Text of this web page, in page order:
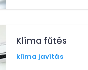
Klíma fűtés
klíma javítás